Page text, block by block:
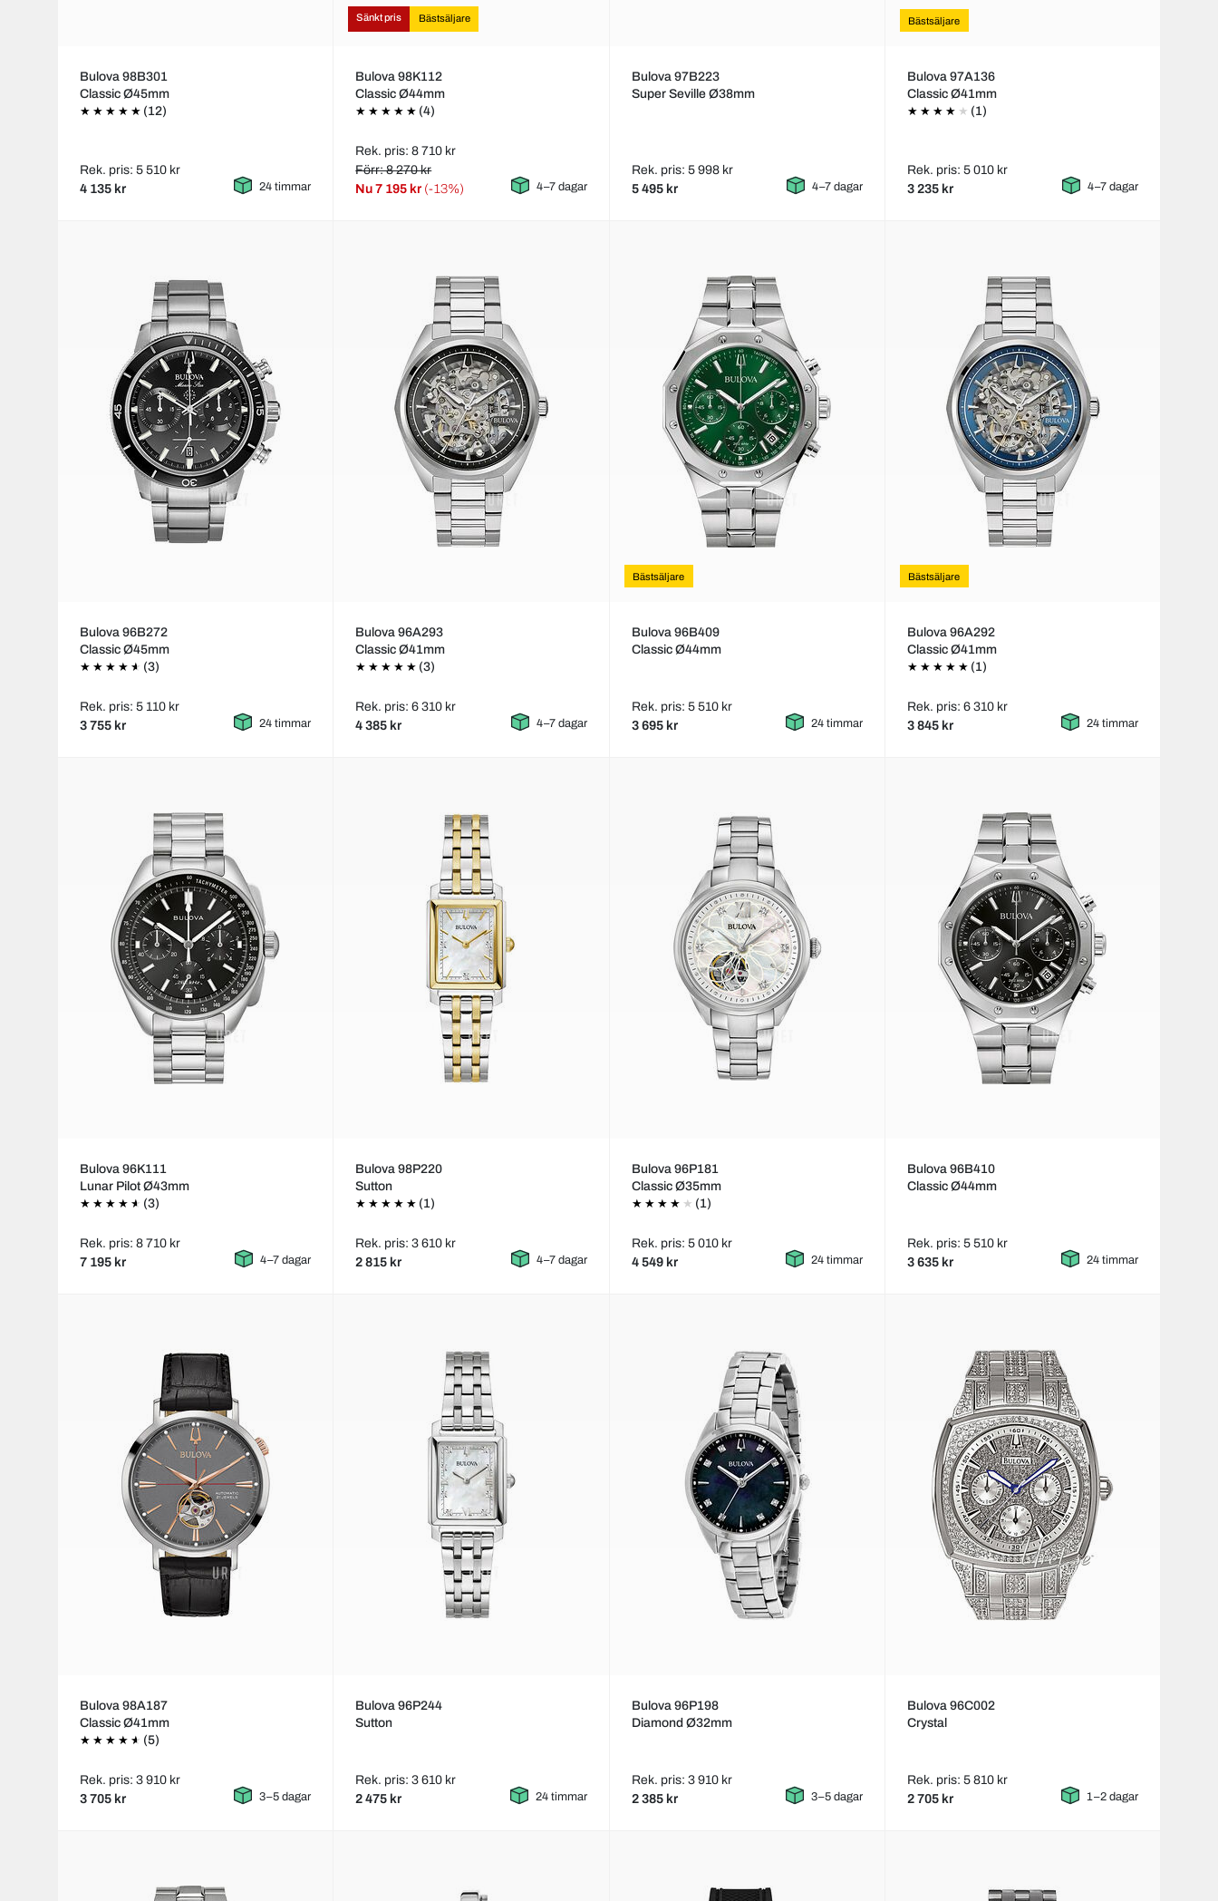
Bulova 98B301
Classic Ø45mm
(12)
Rek. pris: 5 510 kr
4 135 kr 24 timmar
Sänkt pris Bästsäljare
Bulova 98K112
Classic Ø44mm
(4)
Rek. pris: 8 710 kr
Förr: 8 270 kr
Nu7 195 kr (-13%) 4–7 dagar
Bulova 97B223
Super Seville Ø38mm
Rek. pris: 5 998 kr
5 495 kr 4–7 dagar
Bästsäljare
Bulova 97A136
Classic Ø41mm
(1)
Rek. pris: 5 010 kr
3 235 kr 4–7 dagar
Bulova 96B272
Classic Ø45mm
(3)
Rek. pris: 5 110 kr
3 755 kr 24 timmar
Bulova 96A293
Classic Ø41mm
(3)
Rek. pris: 6 310 kr
4 385 kr 4–7 dagar
Bästsäljare
Bulova 96B409
Classic Ø44mm
Rek. pris: 5 510 kr
3 695 kr 24 timmar
Bästsäljare
Bulova 96A292
Classic Ø41mm
(1)
Rek. pris: 6 310 kr
3 845 kr 24 timmar
Bulova 96K111
Lunar Pilot Ø43mm
(3)
Rek. pris: 8 710 kr
7 195 kr 4–7 dagar
Bulova 98P220
Sutton
(1)
Rek. pris: 3 610 kr
2 815 kr 4–7 dagar
Bulova 96P181
Classic Ø35mm
(1)
Rek. pris: 5 010 kr
4 549 kr 24 timmar
Bulova 96B410
Classic Ø44mm
Rek. pris: 5 510 kr
3 635 kr 24 timmar
Bulova 98A187
Classic Ø41mm
(5)
Rek. pris: 3 910 kr
3 705 kr 3–5 dagar
Bulova 96P244
Sutton
Rek. pris: 3 610 kr
2 475 kr 24 timmar
Bulova 96P198
Diamond Ø32mm
Rek. pris: 3 910 kr
2 385 kr 3–5 dagar
Bulova 96C002
Crystal
Rek. pris: 5 810 kr
2 705 kr 1–2 dagar